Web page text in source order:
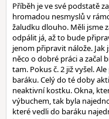
Příběh je ve své podstatě
hromadou nesmyslů v
žaludku dlouho. Měli jsme
odpálit já, až to bude
jenom připravit nálože. Jak
něco o dobré práci a začal
tam. Pokus č. 2 již vyšel.
baráku. Celý do té doby
neaktivní kostku. Okna,
výbuchem, tak byla
které vedli do baráku